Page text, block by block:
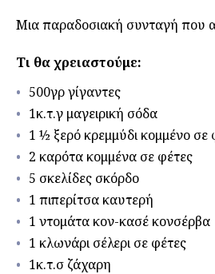
Μια παραδοσιακή συνταγή που
Τι θα χρειαστούμε:
500γρ γίγαντες
1κ.τ.γ μαγειρική σόδα
1 ½ ξερό κρεμμύδι κομμένο σε
2 καρότα κομμένα σε φέτες
5 σκελίδες σκόρδο
1 πιπερίτσα καυτερή
1 ντομάτα κον-κασέ κονσέρβα
1 κλωνάρι σέλερι σε φέτες
1κ.τ.σ ζάχαρη